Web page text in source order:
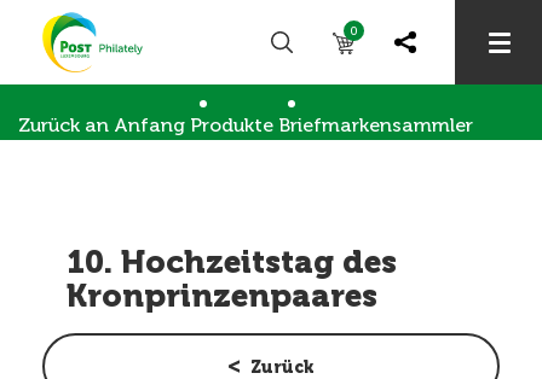
0
Zurück an Anfang Produkte Briefmarkensammler
10. Hochzeitstag des
Kronprinzenpaares
Zurück